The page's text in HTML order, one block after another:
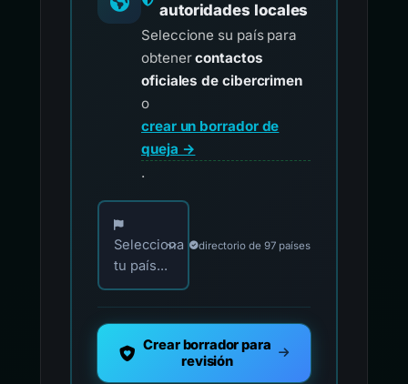
autoridades locales
Seleccione su país para
obtenercontactos
oficiales de cibercrimen
o
crear un borrador de
queja →
.
Elija su país para los contactos oficiales de
Selecciona
tu país...
directorio de 97 países
Crear borrador para
revisión